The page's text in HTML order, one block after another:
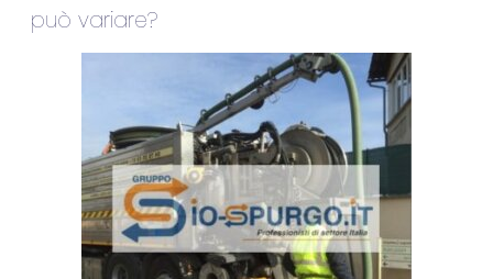
può variare?